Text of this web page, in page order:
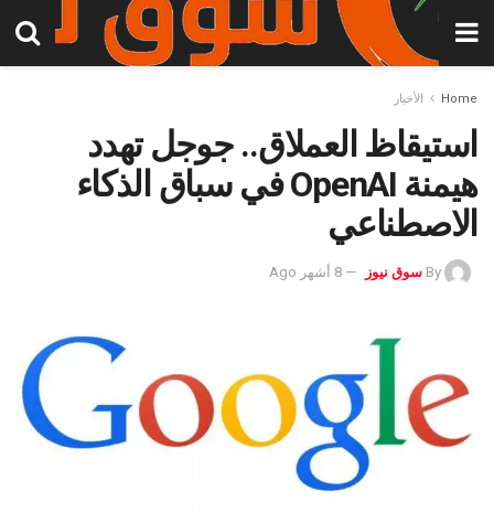
Home الأخبار
استيقاظ العملاق.. جوجل تهدد
هيمنة OpenAI في سباق الذكاء
الاصطناعي
By سوق نيوز 8 أشهر Ago